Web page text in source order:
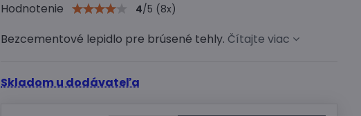
Hodnotenie 4/5 (8x)
Bezcementové lepidlo pre brúsené tehly.Čítajte viac
Skladom u dodávateľa